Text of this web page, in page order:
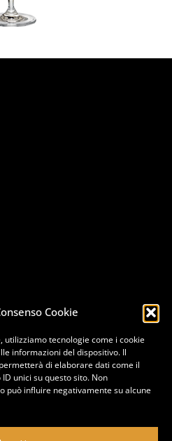
Cookie
tecnologie come i cookie
informazioni del dispositivo. Il
di elaborare dati come il
unici su questo sito. Non
può influire negativamente su alcune